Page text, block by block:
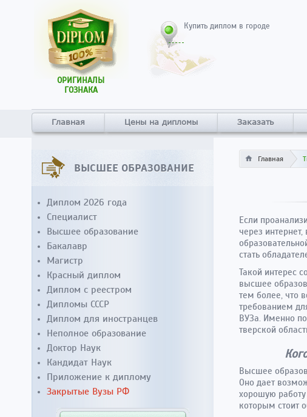
ОРИГИНАЛЫ
ГОЗНАКА
Купить диплом в городе
Главная Цены на дипломы Заказать
Главная
Если
через
стать
Такой интерес
высшее
тем более, что
требованием
ВУЗа. Именно
тверской
Высшее
Оно дает
хорошую работу
которым стоит
ВЫСШЕЕ ОБРАЗОВАНИЕ
Диплом 2026 года
Специалист
Высшее образование
Бакалавр
Магистр
Красный диплом
Диплом с реестром
Дипломы СССР
Диплом для иностранцев
Неполное образование
Доктор Наук
Кандидат Наук
Приложение к диплому
Закрытые Вузы РФ